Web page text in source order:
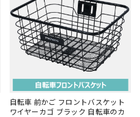
自転車 前かご フロントバスケット
ワイヤーカゴ ブラック 自転車のカ